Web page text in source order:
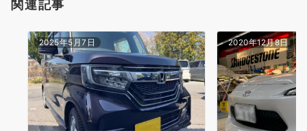
関連記事
2025年5月7日 2020年12月8日